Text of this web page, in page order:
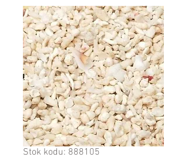
Stok kodu: 888105